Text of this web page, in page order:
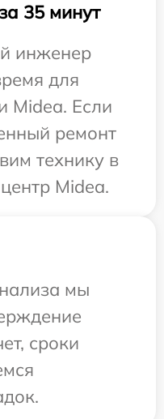
35 минут
инженер
для
Midea. Если
ремонт
технику в
Midea.
мы
сроки